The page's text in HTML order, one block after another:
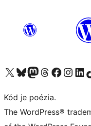
Navštívte náš účet na X (predtým Twitter)
Navštívte náš účet na platforme Bluesky
Navštívte náš účet na Mastodone
Navštívte náš účet na platforme Threads
Navštívte našu stránku
Navštívte
Kód je poézia.
The WordPress®